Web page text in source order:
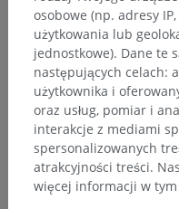
Czy jest jakiś problem z
Odnośniki
Snell, R.S. (2010). ‘Chapter
connections and
Philadelphia: Wolters Kluwer
348-350.
Bordoni B, Mankowski NL,
osobowe (np. adresy
użytkowania lub
jednostkowe). Dane te
następujących celach:
użytkownika i
oraz usług, pomiar i
interakcje z mediami
spersonalizowanych
atrakcyjności treści.
więcej informacji w tym